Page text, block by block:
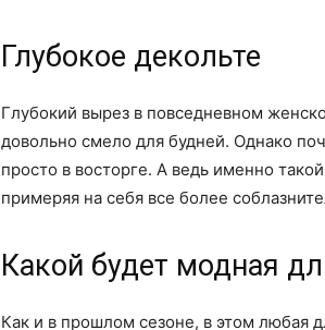
Глубокое декольте
Глубокий вырез в повседневном
довольно смело для будней. Однако
просто в восторге. А ведь именно
примеряя на себя все более
Какой будет модная
Как и в прошлом сезоне, в этом любая